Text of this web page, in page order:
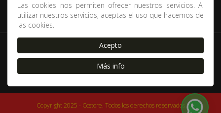
Las cookies nos permiten ofrecer nuestros servicios. Al
utilizar nuestros servicios, aceptas el uso que hacemos de
las cookies.
Acepto
Más info
Política de devoluciones y derecho de desistimiento
Contacto
Envíos | FAQ
Aviso Legal
| Política de Privacidad | Condiciones de compra
Copyright 2025 - Ccstore. Todos los derechos reservados